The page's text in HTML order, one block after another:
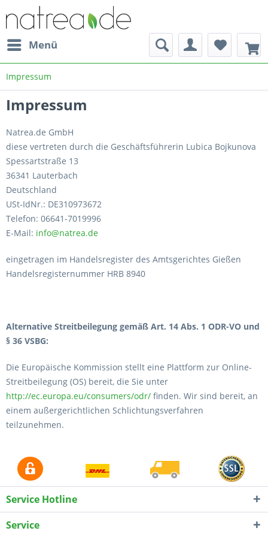
Menü
Impressum
Impressum
Natrea.de GmbH
diese vertreten durch die Geschäftsführerin Lubica Bojkunova
Spessartstraße 13
36341 Lauterbach
Deutschland
USt-IdNr.: DE310973672
Telefon: 06641-7019996
E-Mail: info@natrea.de
eingetragen im Handelsregister des Amtsgerichtes Gießen
Handelsregisternummer HRB 8940
Alternative Streitbeilegung gemäß Art. 14 Abs. 1 ODR-VO und
§ 36 VSBG:
Die Europäische Kommission stellt eine Plattform zur Online-
Streitbeilegung (OS) bereit, die Sie unter
http://ec.europa.eu/consumers/odr/ finden. Wir sind bereit, an
einem außergerichtlichen Schlichtungsverfahren
teilzunehmen.
Service Hotline
Service